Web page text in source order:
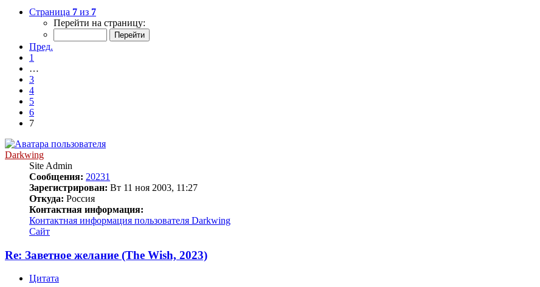
Страница 7 из 7
Перейти на страницу:
Пред.
1
…
3
4
5
6
7
Darkwing
Site Admin
Сообщения: 20231
Зарегистрирован: Вт 11 ноя 2003, 11:27
Откуда: Россия
Контактная информация:
Контактная информация пользователя Darkwing
Сайт
Re: Заветное желание (The Wish, 2023)
Цитата